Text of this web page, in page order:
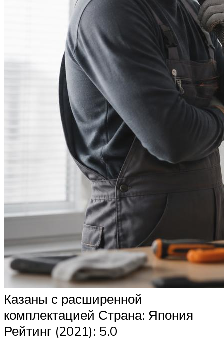
Казаны с расширенной
комплектацией Страна: Япония
Рейтинг (2021): 5.0